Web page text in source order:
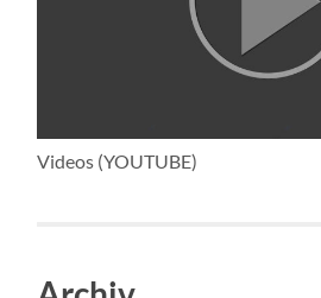
Videos (YOUTUBE)